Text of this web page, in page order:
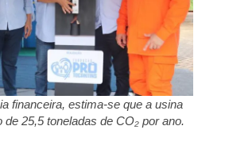
financeira, estima-se que a usina
25,5 toneladas de CO₂ por ano.